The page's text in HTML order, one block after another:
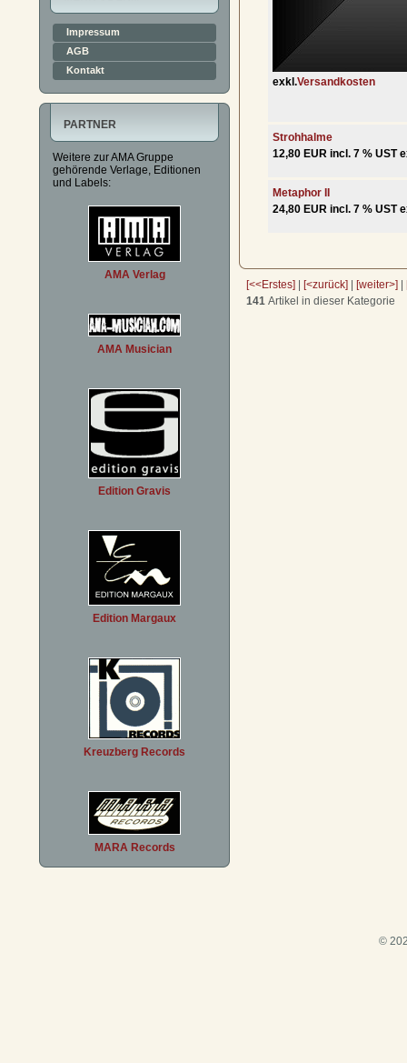
Impressum
AGB
Kontakt
PARTNER
Weitere zur AMA Gruppe
gehörende Verlage, Editionen
und Labels:
AMA Verlag
AMA Musician
Edition Gravis
Edition Margaux
Kreuzberg Records
MARA Records
exkl.Versandkosten
Strohhalme
12,80 EUR incl. 7 % UST
Metaphor II
24,80 EUR incl. 7 % UST
[<<Erstes] | [<zurück] | [weiter>] |
141 Artikel in dieser Kategorie
©